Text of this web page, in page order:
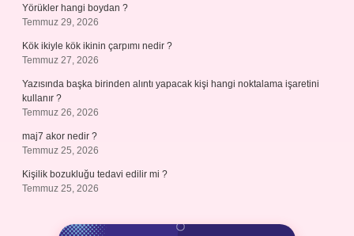
Yörükler hangi boydan ?
Temmuz 29, 2026
Kök ikiyle kök ikinin çarpımı nedir ?
Temmuz 27, 2026
Yazısında başka birinden alıntı yapacak kişi hangi noktalama işaretini
kullanır ?
Temmuz 26, 2026
maj7 akor nedir ?
Temmuz 25, 2026
Kişilik bozukluğu tedavi edilir mi ?
Temmuz 25, 2026